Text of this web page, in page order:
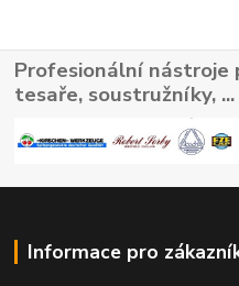
Profesionální nástroje
tesaře, soustružníky,
Informace pro